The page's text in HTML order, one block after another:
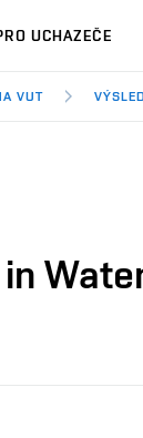
UCHAZEČE
VUT